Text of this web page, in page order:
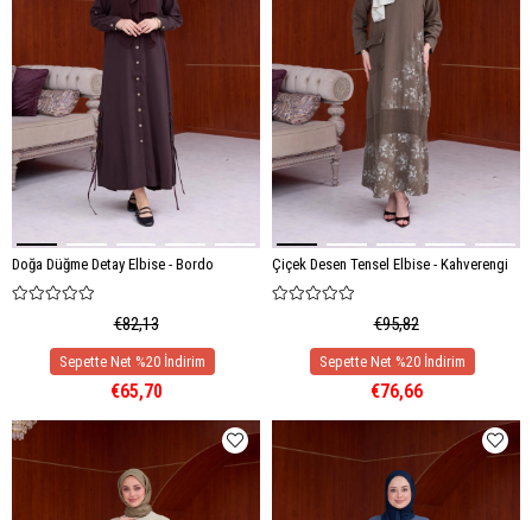
Doğa Düğme Detay Elbise - Bordo
€82,13
€65,70
Çiçek Desen Tensel Elbise - Kahverengi
€95,82
€76,66